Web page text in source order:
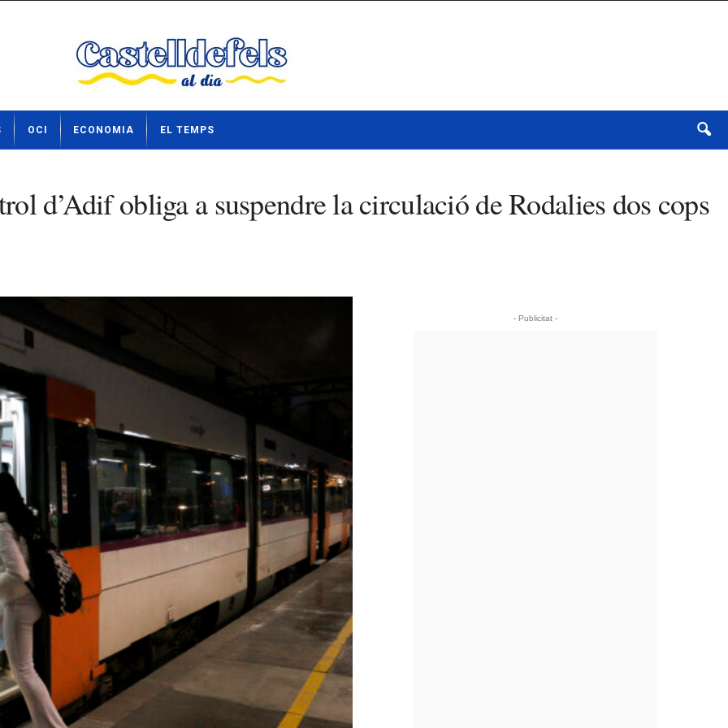
OCI ECONOMIA EL TEMPS
d’Adif obliga a suspendre la circulació de Rodalies dos cops
- Publicitat -